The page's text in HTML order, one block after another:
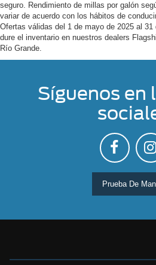
seguro. Rendimiento de millas por galón
variar de acuerdo con los hábitos de
Ofertas válidas del 1 de mayo de 2025 al
dure el inventario en nuestros dealers
Río Grande.
Síguenos en
Prueba De